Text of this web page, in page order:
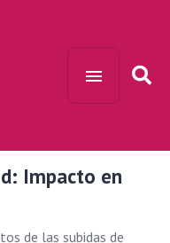
Impacto en
de las subidas de